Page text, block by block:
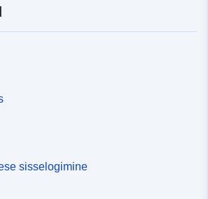
sisselogimine